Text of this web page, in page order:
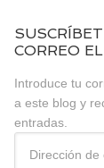
CORREO
Introduce tu
a este blog y
entradas.